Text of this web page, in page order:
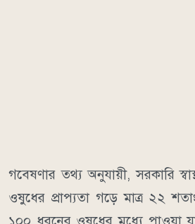
গবেষণার তথ্য অনুযায়ী, সরকারি
ওষুধের প্রাপ্যতা গড়ে মাত্র ২২